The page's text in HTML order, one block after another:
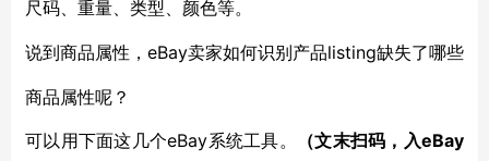
尺码、重量、类型、颜色等。
说到商品属性， eBay卖家如何识别产品listing缺失了哪些
商品属性呢？
可以用下面这几个eBay系统工具。 （文末扫码，入eBay